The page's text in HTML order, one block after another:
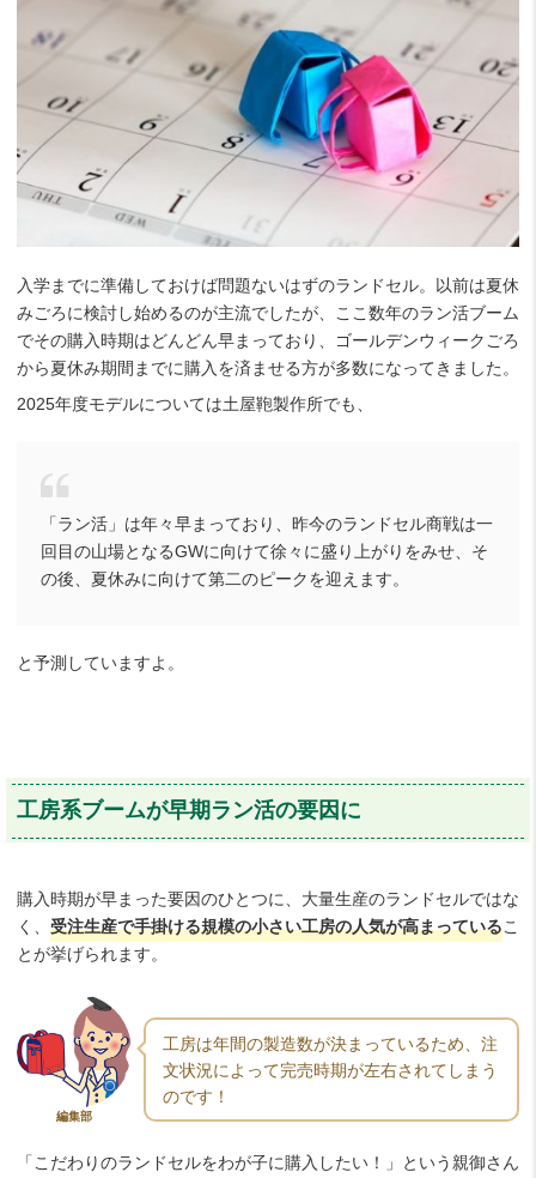
入学までに準備しておけば問題ないはずのランドセル。以前は夏休
みごろに検討し始めるのが主流でしたが、ここ数年のラン活ブーム
でその購入時期はどんどん早まっており、ゴールデンウィークごろ
から夏休み期間までに購入を済ませる方が多数になってきました。
2025年度モデルについては土屋鞄製作所でも、
「ラン活」は年々早まっており、昨今のランドセル商戦は一
回目の山場となるGWに向けて徐々に盛り上がりをみせ、そ
の後、夏休みに向けて第二のピークを迎えます。
と予測していますよ。
工房系ブームが早期ラン活の要因に
購入時期が早まった要因のひとつに、大量生産のランドセルではな
く、 受注生産で手掛ける規模の小さい工房の人気が高まっているこ
とが挙げられます。
編集部
工房は年間の製造数が決まっているため、注
文状況によって完売時期が左右されてしまう
のです！
「こだわりのランドセルをわが子に購入したい！」という親御さん